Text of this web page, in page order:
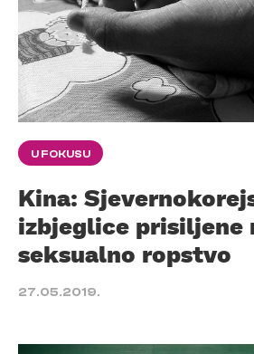
U FOKUSU
Kina:
izbjeglice prisiljene
seksualno ropstvo
27.05.2019.